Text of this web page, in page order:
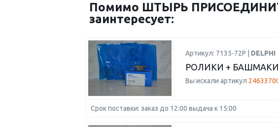
Помимо ШТЫРЬ
заинтересует:
Артикул: 7135-72P | DELPHI
РОЛИКИ +
Вы искали артикул
Срок поставки: заказ до 12:00 выдача к 15:00